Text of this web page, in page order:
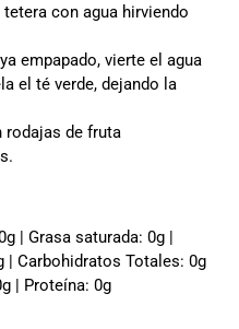
con agua hirviendo
empapado, vierte el agua
el té verde, dejando la
rodajas de fruta
| Grasa saturada: 0g |
| Carbohidratos Totales: 0g
| Proteína: 0g